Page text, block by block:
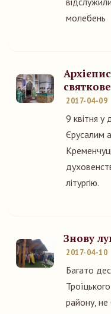
молебень
2017-04-09
9 квітня у
Єрусалим
літургію.
Знову
2017-04-10
Багато
району,